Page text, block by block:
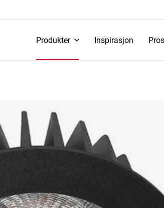
Produkter Inspirasjon